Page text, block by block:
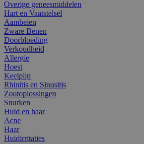
Overige geneesmiddelen
Hart en Vaatstelsel
Aambeien
Zware Benen
Doorbloeding
Verkoudheid
Allergie
Hoest
Keelpijn
Rhinitis en Sinusitis
Zoutoplossingen
Snurken
Huid en haar
Acne
Haar
Huidirritaties